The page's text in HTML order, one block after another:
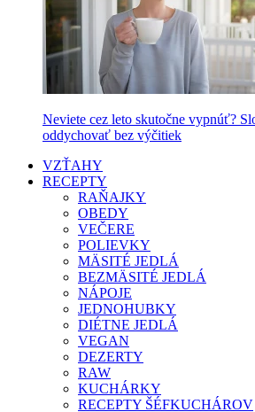
Neviete cez leto skutočne vypnúť?
oddychovať bez výčitiek
VZŤAHY
RECEPTY
RAŇAJKY
OBEDY
VEČERE
POLIEVKY
MÄSITÉ JEDLÁ
BEZMÄSITÉ JEDLÁ
NÁPOJE
JEDNOHUBKY
DIÉTNE JEDLÁ
VEGAN
DEZERTY
RAW
KUCHÁRKY
RECEPTY ŠÉFKUCHÁROV